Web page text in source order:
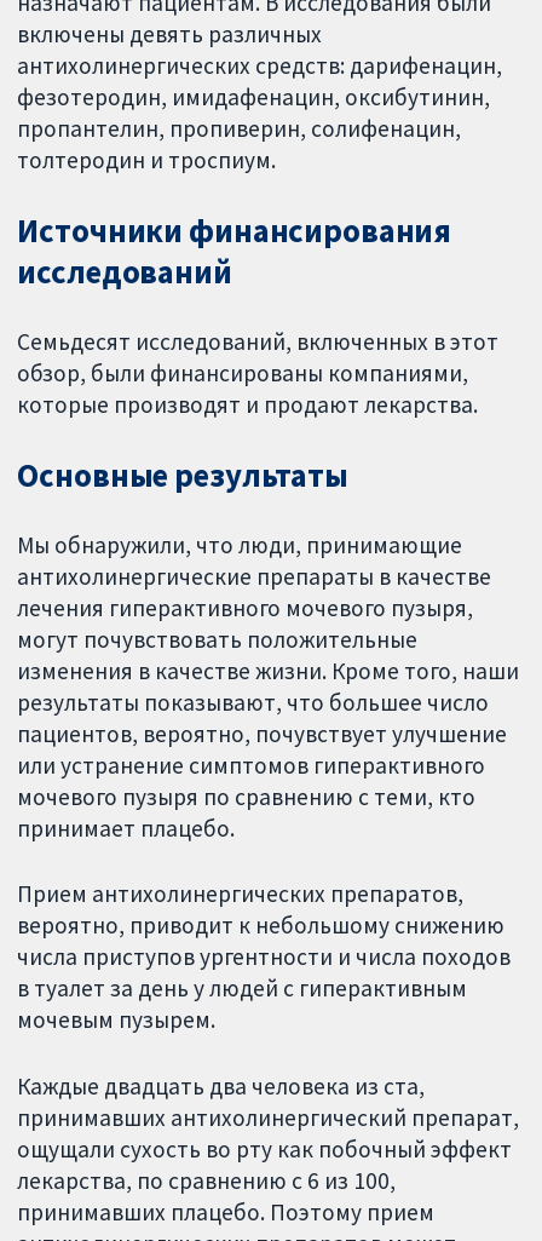
включены девять различных
антихолинергических средств: дарифенацин,
фезотеродин, имидафенацин, оксибутинин,
пропантелин, пропиверин, солифенацин,
толтеродин и троспиум.
Источники финансирования
исследований
Семьдесят исследований, включенных в этот
обзор, были финансированы компаниями,
которые производят и продают лекарства.
Основные результаты
Мы обнаружили, что люди, принимающие
антихолинергические препараты в качестве
лечения гиперактивного мочевого пузыря,
могут почувствовать положительные
изменения в качестве жизни. Кроме того, наши
результаты показывают, что большее число
пациентов, вероятно, почувствует улучшение
или устранение симптомов гиперактивного
мочевого пузыря по сравнению с теми, кто
принимает плацебо.
Прием антихолинергических препаратов,
вероятно, приводит к небольшому снижению
числа приступов ургентности и числа походов
в туалет за день у людей с гиперактивным
мочевым пузырем.
Каждые двадцать два человека из ста,
принимавших антихолинергический препарат,
ощущали сухость во рту как побочный эффект
лекарства, по сравнению с 6 из 100,
принимавших плацебо. Поэтому прием